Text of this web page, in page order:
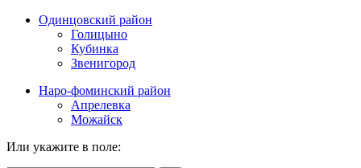
Одинцовский район
Голицыно
Кубинка
Звенигород
Наро-фоминский район
Апрелевка
Можайск
Или укажите в поле: